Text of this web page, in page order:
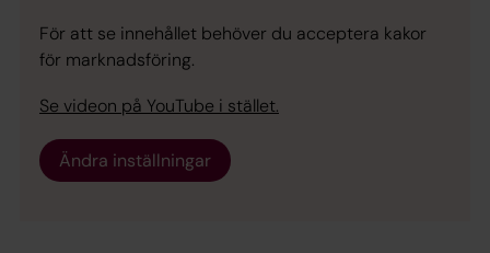
För att se innehållet behöver du acceptera kakor
för marknadsföring.
Se videon på YouTube i stället.
Ändra inställningar